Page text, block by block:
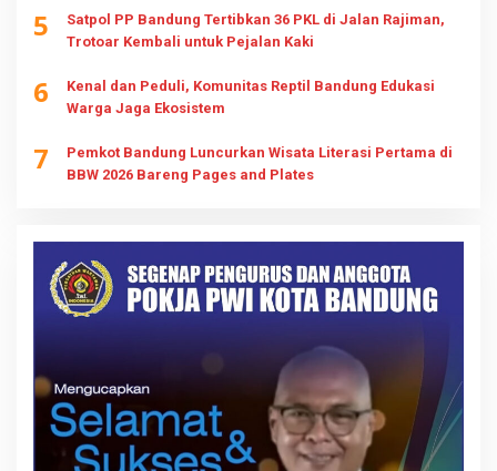
5
Satpol PP Bandung Tertibkan 36 PKL di Jalan Rajiman,
Trotoar Kembali untuk Pejalan Kaki
6
Kenal dan Peduli, Komunitas Reptil Bandung Edukasi
Warga Jaga Ekosistem
7
Pemkot Bandung Luncurkan Wisata Literasi Pertama di
BBW 2026 Bareng Pages and Plates